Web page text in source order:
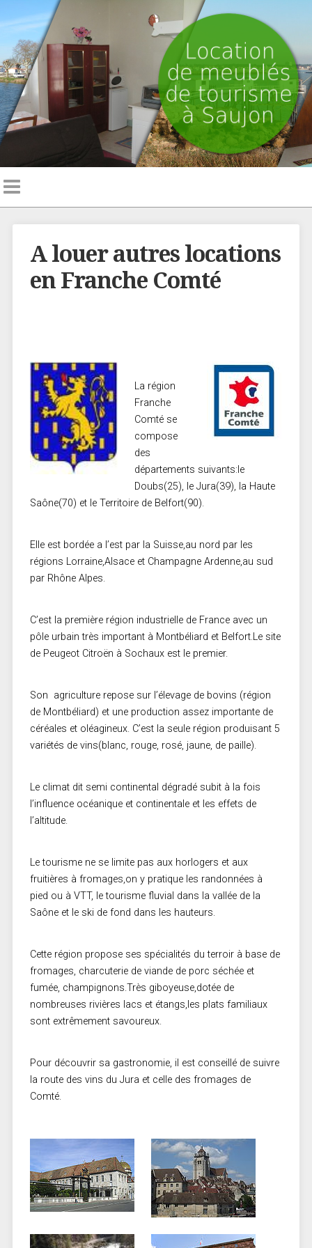
A louer autres locations
en Franche Comté
La région
Franche
Comté se
compose
des
départements suivants:le
Doubs(25), le Jura(39), la Haute
Saône(70) et le Territoire de Belfort(90).
Elle est bordée a l’est par la Suisse,au nord par les
régions Lorraine,Alsace et Champagne Ardenne,au sud
par Rhône Alpes.
C’est la première région industrielle de France avec un
pôle urbain très important à Montbéliard et Belfort.Le site
de Peugeot Citroën à Sochaux est le premier.
Son agriculture repose sur l’élevage de bovins (région
de Montbéliard) et une production assez importante de
céréales et oléagineux. C’est la seule région produisant 5
variétés de vins(blanc, rouge, rosé, jaune, de paille).
Le climat dit semi continental dégradé subit à la fois
l’influence océanique et continentale et les effets de
l’altitude.
Le tourisme ne se limite pas aux horlogers et aux
fruitières à fromages,on y pratique les randonnées à
pied ou à VTT, le tourisme fluvial dans la vallée de la
Saône et le ski de fond dans les hauteurs.
Cette région propose ses spécialités du terroir à base de
fromages, charcuterie de viande de porc séchée et
fumée, champignons.Très giboyeuse,dotée de
nombreuses rivières lacs et étangs,les plats familiaux
sont extrêmement savoureux.
Pour découvrir sa gastronomie, il est conseillé de suivre
la route des vins du Jura et celle des fromages de
Comté.